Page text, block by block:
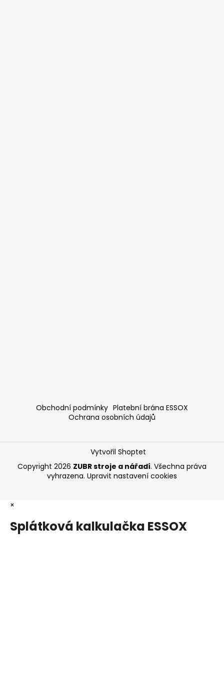
Obchodní podmínky Platební brána ESSOX
Ochrana osobních údajů
Vytvořil Shoptet
Copyright 2026 ZUBR stroje a nářadí. Všechna práva
vyhrazena. Upravit nastavení cookies
×
Splátková kalkulačka ESSOX